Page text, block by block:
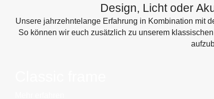
Design, Licht oder
Unsere jahrzehntelange Erfahrung in Kombination mit
So können wir euch zusätzlich zu unserem